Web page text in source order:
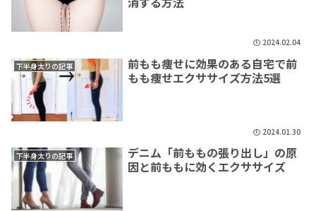
2024.02.04
下半身太りの記事
前もも痩せに効果のある自宅で前
もも痩せエクササイズ方法5選
2024.01.30
下半身太りの記事
デニム「前ももの張り出し」の原
因と前ももに効くエクササイズ